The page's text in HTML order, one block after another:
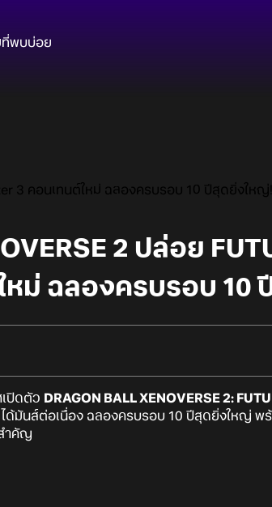
ที่พบบ่อย
3 คอนเทนต์ใหม่ ฉลองครบรอบ 10 ปีสุดยิ่งใหญ่!
2 ปล่อย
หม่ ฉลองครบรอบ 10
เปิดตัว DRAGON BALL XENOVERSE 2:
ด้มันส์ต่อเนื่อง ฉลองครบรอบ 10 ปีสุดยิ่งใหญ่ พ
ำคัญ